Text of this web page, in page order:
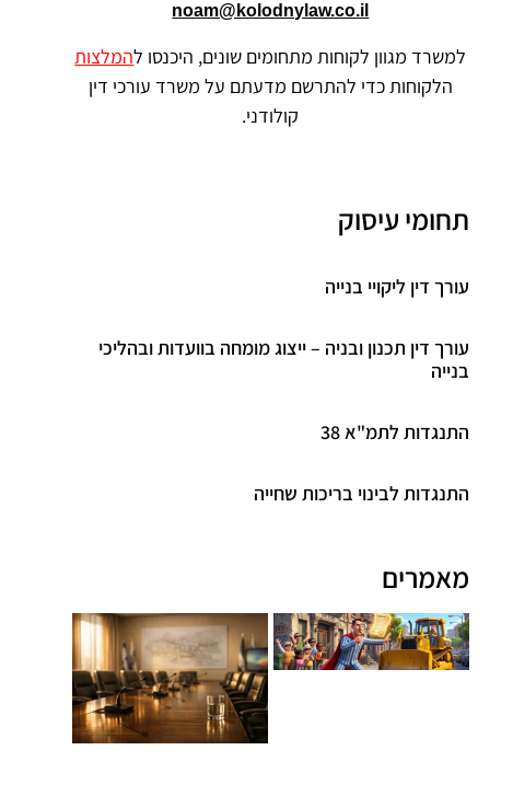
noam@kolodnylaw.co.il
למשרד מגוון לקוחות מתחומים שונים, היכנסו להמלצות
הלקוחות כדי להתרשם מדעתם על משרד עורכי דין
קולודני.
תחומי עיסוק
עורך דין ליקויי בנייה
עורך דין תכנון ובניה – ייצוג מומחה בוועדות ובהליכי
בנייה
התנגדות לתמ"א 38
התנגדות לבינוי בריכות שחייה
מאמרים